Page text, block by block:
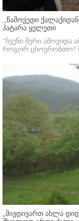
,,წამოვედი
პატარა ყელეთი
"ჩვენი მერი ამოვიდა
როგორ ცხოვრობთო?
„მივდივართ ახლა